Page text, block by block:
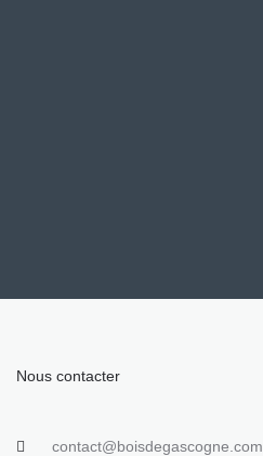
Nous contacter
contact@boisdegascogne.com